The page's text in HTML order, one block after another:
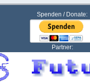
Spenden / Donate:
Partner: